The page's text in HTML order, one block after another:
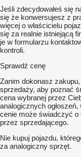
Jeśli zdecydowałeś się
się że konwersujesz z
więcej o właścicielu
się za realnie istniejącą
je w formularzu
kontroli.
Sprawdź cenę
Zanim dokonasz
sprzedaży, aby poznać
cena wybranej przez
analogicznych
cenie może świadczyć o
przez sprzedającego.
Nie kupuj pojazdu,
za analogiczny sprzęt.